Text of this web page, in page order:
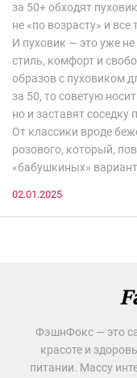
за 50+ обходят
не «по возрасту» и
И пуховик — это уже не
стиль, комфорт и
образов с пуховиком
за 50, то советую
но и заставят соседку
От классики вроде
розового, который,
«бабушкиных»
02.01.2025
ФэшнФокс — это
красоте и
питании. Массу